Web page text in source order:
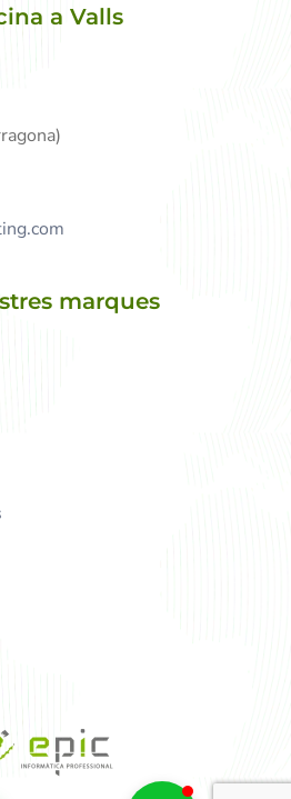
a Valls
marques